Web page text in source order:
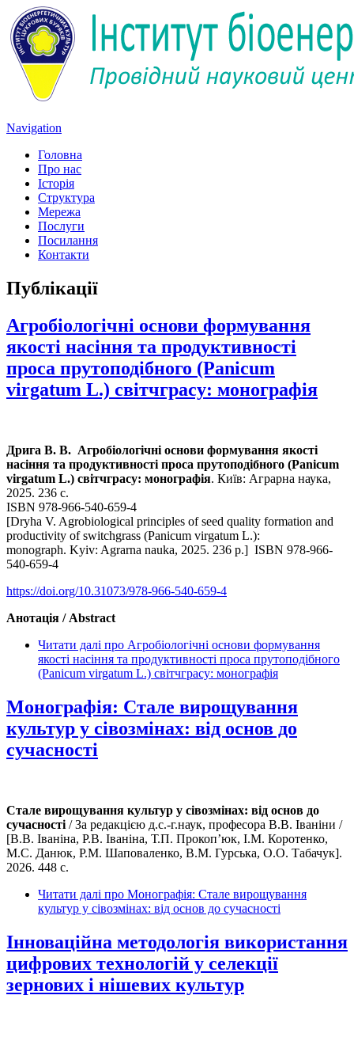
Navigation
Головна
Про нас
Історія
Структура
Мережа
Послуги
Посилання
Контакти
Публікації
Агробіологічні основи формування
якості насіння та продуктивності
проса прутоподібного (Panicum
virgatum L.) світчграсу: монографія
Дрига В. В. Агробіологічні основи формування якості
насіння та продуктивності проса прутоподібного (Panicum
virgatum L.) світчграсу: монографія. Київ: Аграрна наука,
2025. 236 с.
ISBN 978-966-540-659-4
[Dryha V. Agrobiolo­gical principles of seed quality formation and
productivity of switchgrass (Panicum virgatum L.):
monograph. Kyiv: Agrarna nauka, 2025. 236 р.] ISBN 978-966-
540-659-4
https://doi.org/10.31073/978-966-540-659-4
Анотація / Abstract
Читати далі про Агробіологічні основи формування
якості насіння та продуктивності проса прутоподібного
(Panicum virgatum L.) світчграсу: монографія
Монографія: Стале вирощування
культур у сівозмінах: від основ до
сучасності
Стале вирощування культур у сівозмінах: від основ до
сучасності / За редакцією д.с.-г.наук, професора В.В. Іваніни /
[В.В. Іваніна, Р.В. Іваніна, Т.П. Прокоп’юк, І.М. Коротенко,
М.С. Данюк, Р.М. Шаповаленко, В.М. Гурська, О.О. Табачук].
2026. 448 с.
Читати далі про Монографія: Стале вирощування
культур у сівозмінах: від основ до сучасності
Інноваційна методологія використання
цифрових технологій у селекції
зернових і нішевих культур